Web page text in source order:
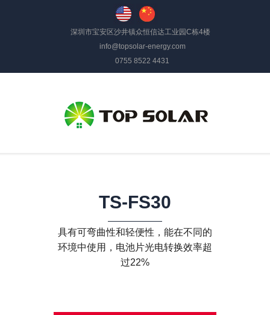
深圳市宝安区沙井镇众恒信达工业园C栋4楼
info@topsolar-energy.com
0755 8522 4431
TS-FS30
具有可弯曲性和轻便性，能在不同的
环境中使用，电池片光电转换效率超
过22%